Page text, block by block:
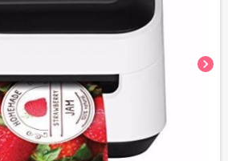
chevron_right